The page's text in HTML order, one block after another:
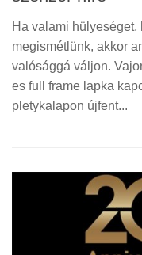
Ha valami
megismétlünk, akkor
valósággá váljon.
es full frame lapka
pletykalapon újfent...